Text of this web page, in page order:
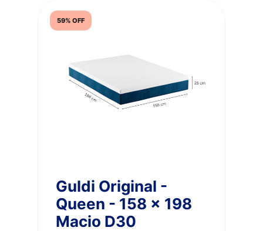
59% OFF
Guldi Original -
Queen - 158 x 198
Macio D30